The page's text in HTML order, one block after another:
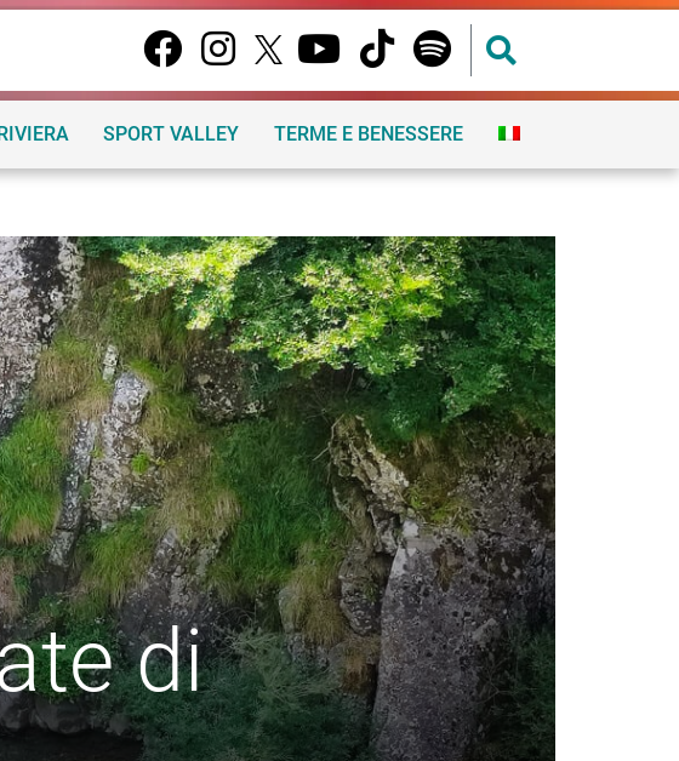
SPORT VALLEY TERME E BENESSERE
di